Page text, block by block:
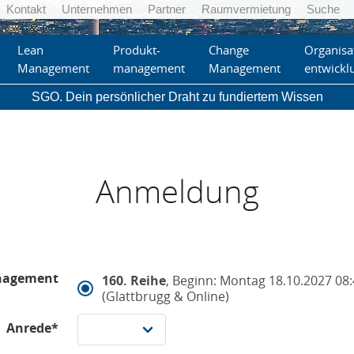
Kontakt Unternehmen Partner Raumvermietung Suche
Lean
Management
Produkt-
management
Change
Management
SGO. Dein persönlicher Draht zu fundiertem Wissen
Anmeldung
160. Reihe, Beginn: Montag 18.10.2027
(Glattbrugg & Online)
Anrede*